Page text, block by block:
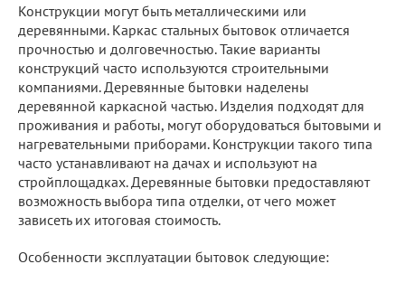
Конструкции могут быть металлическими или
деревянными. Каркас стальных бытовок отличается
прочностью и долговечностью. Такие варианты
конструкций часто используются строительными
компаниями. Деревянные бытовки наделены
деревянной каркасной частью. Изделия подходят для
проживания и работы, могут оборудоваться бытовыми и
нагревательными приборами. Конструкции такого типа
часто устанавливают на дачах и используют на
стройплощадках. Деревянные бытовки предоставляют
возможность выбора типа отделки, от чего может
зависеть их итоговая стоимость.
Особенности эксплуатации бытовок следующие: